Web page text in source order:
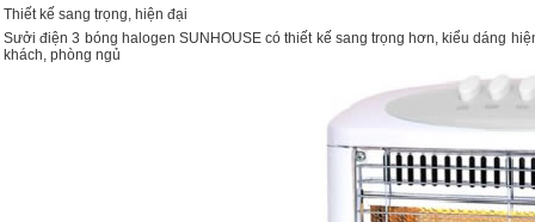
Thiết kế sang trọng, hiện đại
Sưởi điện 3 bóng halogen SUNHOUSE có thiết kế sang trọng hơn, kiểu dáng
khách, phòng ngủ